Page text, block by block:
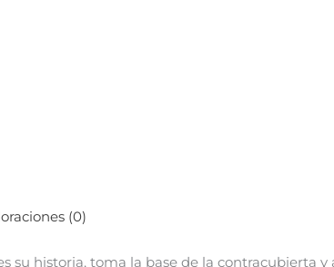
(0)
su historia, toma la base de la contracubierta